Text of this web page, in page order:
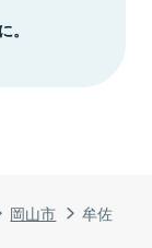
岡山市 牟佐
。